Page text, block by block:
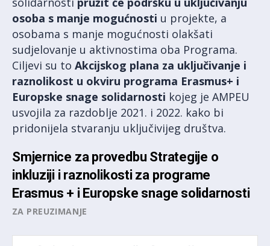
osoba s manje mogućnosti u projekte, a
osobama s manje mogućnosti olakšati
sudjelovanje u aktivnostima oba Programa.
Ciljevi su to Akcijskog plana za uključivanje i
raznolikost u okviru programa Erasmus+ i
Europske snage solidarnosti kojeg je AMPEU
usvojila za razdoblje 2021. i 2022. kako bi
pridonijela stvaranju uključivijeg društva.
Smjernice za provedbu Strategije o
inkluziji i raznolikosti za programe
Erasmus + i Europske snage solidarnosti
ZA PREUZIMANJE